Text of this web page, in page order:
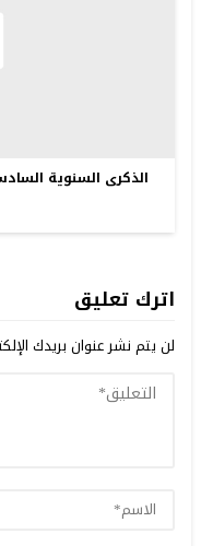
الذكرى السنوية
اترك تعليق
لن يتم نشر عنوان بريدك